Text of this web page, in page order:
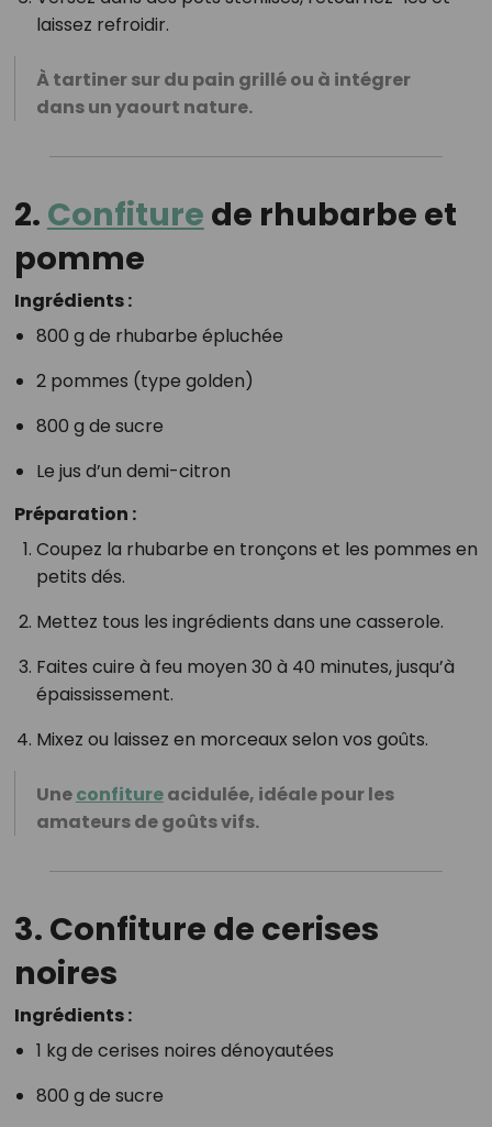
laissez refroidir.
À tartiner sur du pain grillé ou à intégrer
dans un yaourt nature.
2. Confiture de rhubarbe et
pomme
Ingrédients :
800 g de rhubarbe épluchée
2 pommes (type golden)
800 g de sucre
Le jus d’un demi-citron
Préparation :
Coupez la rhubarbe en tronçons et les pommes en
petits dés.
Mettez tous les ingrédients dans une casserole.
Faites cuire à feu moyen 30 à 40 minutes, jusqu’à
épaississement.
Mixez ou laissez en morceaux selon vos goûts.
Uneconfitureacidulée, idéale pour les
amateurs de goûts vifs.
3. Confiture de cerises
noires
Ingrédients :
1 kg de cerises noires dénoyautées
800 g de sucre